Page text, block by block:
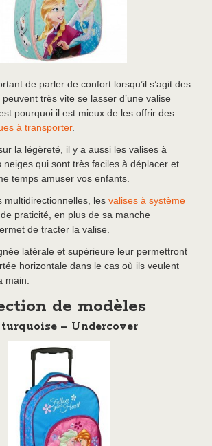
de parler de confort lorsqu’il s’agit des
très vite se lasser d’une valise
pourquoi il est mieux de les offrir des
à transporter.
la légèreté, il y a aussi les valises à
neiges qui sont très faciles à déplacer et
temps amuser vos enfants.
multidirectionnelles, les valises à système
praticité, en plus de sa manche
de tracter la valise.
latérale et supérieure leur permettront
horizontale dans le cas où ils veulent
main.
de modèles
– Undercover